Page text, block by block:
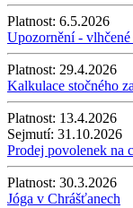
Platnost: 6.5.2026
Upozornění -
Platnost: 29.4.2026
Kalkulace stočného
Platnost: 13.4.2026
Sejmutí: 31.10.2026
Prodej povolenek na
Platnost: 30.3.2026
Jóga v Chrášťanech